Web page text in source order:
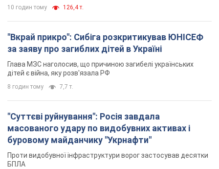
10 годин тому 126,4 т.
"Вкрай прикро": Сибіга розкритикував ЮНІСЕФ
за заяву про загиблих дітей в Україні
Глава МЗС наголосив, що причиною загибелі українських
дітей є війна, яку розв'язала РФ
8 годин тому 7,7 т.
"Суттєві руйнування": Росія завдала
масованого удару по видобувних активах і
буровому майданчику "Укрнафти"
Проти видобувної інфраструктури ворог застосував десятки
БПЛА